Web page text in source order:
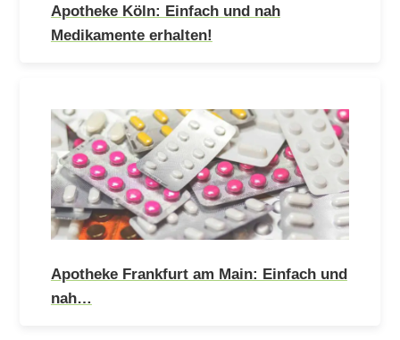
Apotheke Köln: Einfach und nah
Medikamente erhalten!
Apotheke Frankfurt am Main: Einfach und
nah…